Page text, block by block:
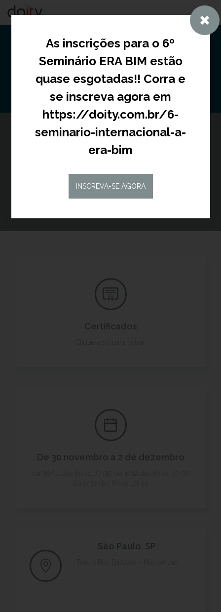
5º Seminário Internacional:
A ERA BIM
São Paulo, SP
As inscrições para o 6º
Seminário ERA BIM estão
quase esgotadas!! Corra e
se inscreva agora em
https://doity.com.br/6-
seminario-internacional-a-
era-bim
INSCREVA-SE AGORA